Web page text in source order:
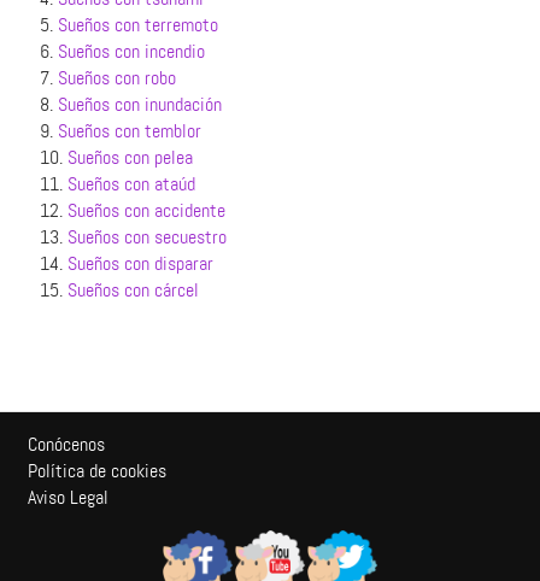
5. Sueños con terremoto
6. Sueños con incendio
7. Sueños con robo
8. Sueños con inundación
9. Sueños con temblor
10. Sueños con pelea
11. Sueños con ataúd
12. Sueños con accidente
13. Sueños con secuestro
14. Sueños con disparar
15. Sueños con cárcel
Conócenos
Política de cookies
Aviso Legal